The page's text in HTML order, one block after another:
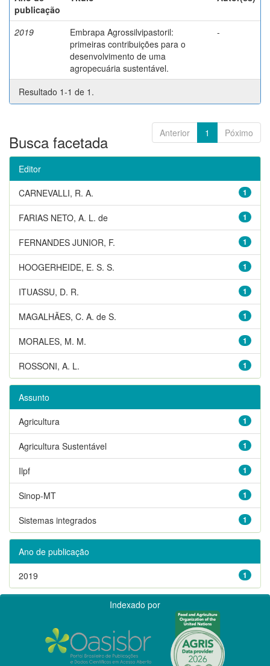
publicação
2019
Embrapa Agrossilvipastoril:
primeiras contribuições para o
desenvolvimento de uma
agropecuária sustentável.
-
Resultado 1-1 de 1.
Anterior 1 Póximo
Busca facetada
Editor
1
CARNEVALLI, R. A.
1
FARIAS NETO, A. L. de
1
FERNANDES JUNIOR, F.
1
HOOGERHEIDE, E. S. S.
1
ITUASSU, D. R.
1
MAGALHÃES, C. A. de S.
1
MORALES, M. M.
1
ROSSONI, A. L.
Assunto
1
Agricultura
1
Agricultura Sustentável
1
Ilpf
1
Sinop-MT
1
Sistemas integrados
Ano de publicação
1
2019
Indexado por